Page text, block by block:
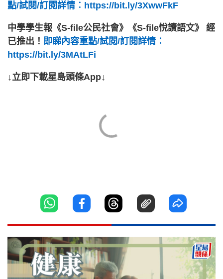
點/試閱/訂閱詳情︰https://bit.ly/3XwwFkF
中學學生報《S-file公民社會》《S-file悅讀語文》 經
已推出！ 即睇內容重點/試閱/訂閱詳情︰
https://bit.ly/3MAtLFi
↓立即下載星島頭條App↓